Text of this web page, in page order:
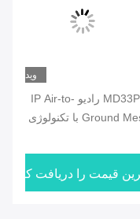
ویدیو
MD33Pro رادیو IP Air-to-
Ground Mesh با تکنولوژی
قیمت را دریافت کنید